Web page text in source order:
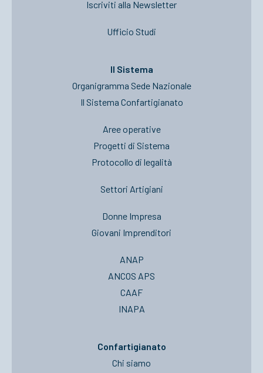
Iscriviti alla Newsletter
Ufficio Studi
Il Sistema
Organigramma Sede Nazionale
Il Sistema Confartigianato
Aree operative
Progetti di Sistema
Protocollo di legalità
Settori Artigiani
Donne Impresa
Giovani Imprenditori
ANAP
ANCOS APS
CAAF
INAPA
Confartigianato
Chi siamo